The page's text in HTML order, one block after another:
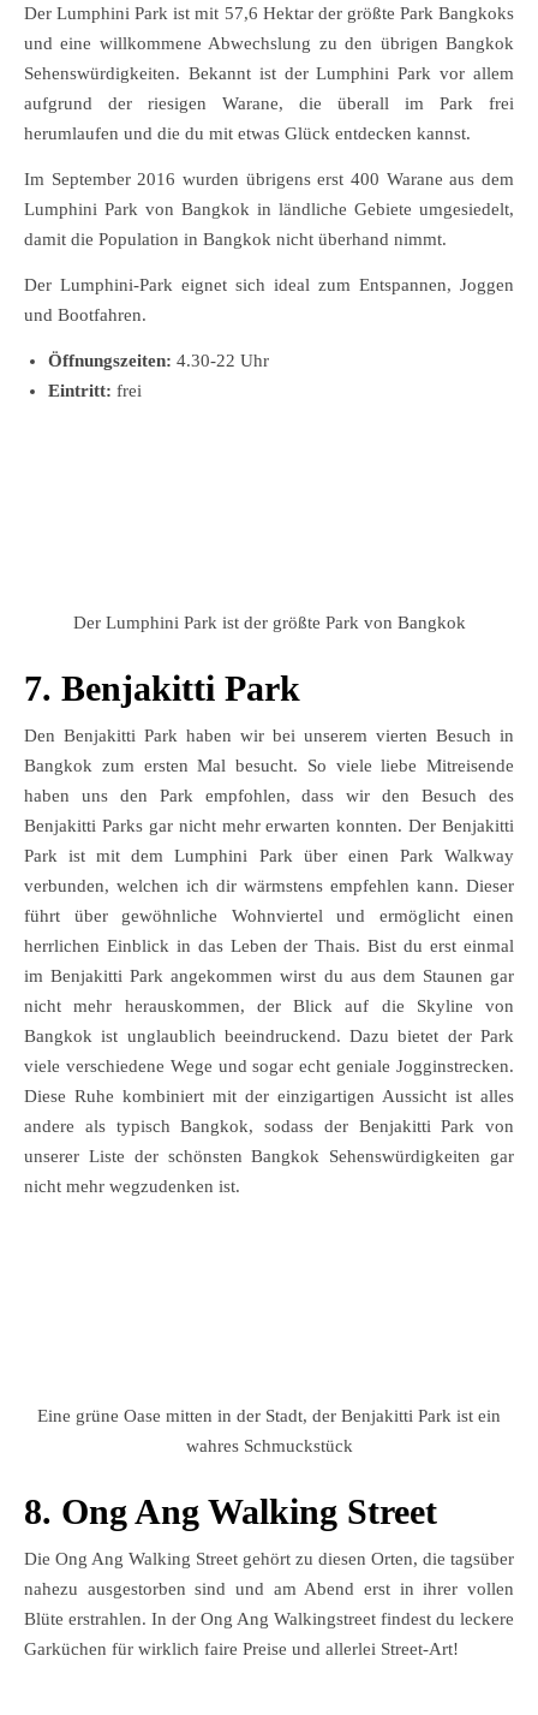
Der Lumphini Park ist mit 57,6 Hektar der größte Park Bangkoks
und eine willkommene Abwechslung zu den übrigen Bangkok
Sehenswürdigkeiten. Bekannt ist der Lumphini Park vor allem
aufgrund der riesigen Warane, die überall im Park frei
herumlaufen und die du mit etwas Glück entdecken kannst.
Im September 2016 wurden übrigens erst 400 Warane aus dem
Lumphini Park von Bangkok in ländliche Gebiete umgesiedelt,
damit die Population in Bangkok nicht überhand nimmt.
Der Lumphini-Park eignet sich ideal zum Entspannen, Joggen
und Bootfahren.
Öffnungszeiten: 4.30-22 Uhr
Eintritt: frei
Der Lumphini Park ist der größte Park von Bangkok
7. Benjakitti Park
Den Benjakitti Park haben wir bei unserem vierten Besuch in
Bangkok zum ersten Mal besucht. So viele liebe Mitreisende
haben uns den Park empfohlen, dass wir den Besuch des
Benjakitti Parks gar nicht mehr erwarten konnten. Der Benjakitti
Park ist mit dem Lumphini Park über einen Park Walkway
verbunden, welchen ich dir wärmstens empfehlen kann. Dieser
führt über gewöhnliche Wohnviertel und ermöglicht einen
herrlichen Einblick in das Leben der Thais. Bist du erst einmal
im Benjakitti Park angekommen wirst du aus dem Staunen gar
nicht mehr herauskommen, der Blick auf die Skyline von
Bangkok ist unglaublich beeindruckend. Dazu bietet der Park
viele verschiedene Wege und sogar echt geniale Jogginstrecken.
Diese Ruhe kombiniert mit der einzigartigen Aussicht ist alles
andere als typisch Bangkok, sodass der Benjakitti Park von
unserer Liste der schönsten Bangkok Sehenswürdigkeiten gar
nicht mehr wegzudenken ist.
Eine grüne Oase mitten in der Stadt, der Benjakitti Park ist ein
wahres Schmuckstück
8. Ong Ang Walking Street
Die Ong Ang Walking Street gehört zu diesen Orten, die tagsüber
nahezu ausgestorben sind und am Abend erst in ihrer vollen
Blüte erstrahlen. In der Ong Ang Walkingstreet findest du leckere
Garküchen für wirklich faire Preise und allerlei Street-Art!